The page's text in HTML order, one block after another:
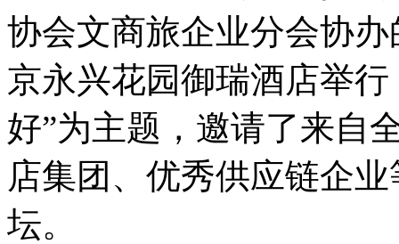
协会文商旅企业分会协
京永兴花园御瑞酒店举
好”为主题，邀请了来自
店集团、优秀供应链企
坛。